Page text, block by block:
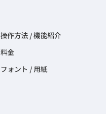
操作方法 / 機能紹介
料金
フォント / 用紙